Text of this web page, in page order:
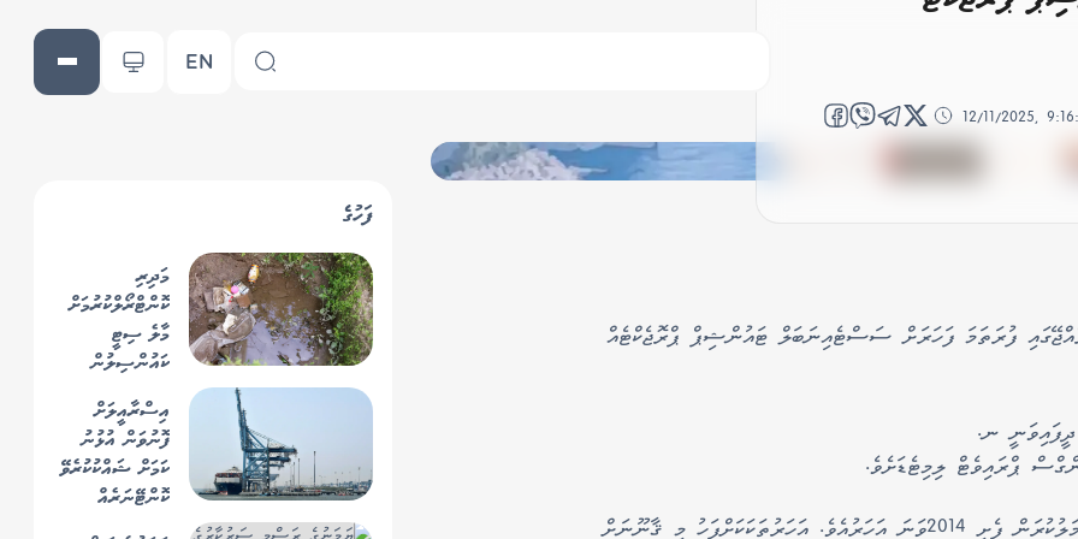
EN
12/11/2025,
ފުރަތަމަ ފަހަރަށް ސަސްޓެއިނަބަލް ޓައުންޝިޕް ޕްރޮޖެކްޓެއް
ނ.
ޕްރައިވެޓް ލިމިޓެޑަށެވެ.
އެސްއީޒެޑް ޤާނޫނެއް ފުރަތަމަ ފަހަރަށް އެކުލަވާލާ ޢަމަލުކުރަން ފެށީ 2014ވަނަ އަހަރުއެވެ. އަހަރުތަކަކަށްފަހު މި ޤާނޫނަށް
ފަހުގެ
މަދިރި
ކޮންޓްރޯލްކުރުމަށް
މާލެ ސިޓީ
ކައުންސިލުން
އަށްވުރެ ގިނަ ތަން
ބަލައި ފާސްކޮށްފި
އިސްރާއީލަށް
ފޮނުވަން އުޅުނު
ކަމަށް ޝައްކުކުރެވޭ
ކޮންޓޭނަރެއް